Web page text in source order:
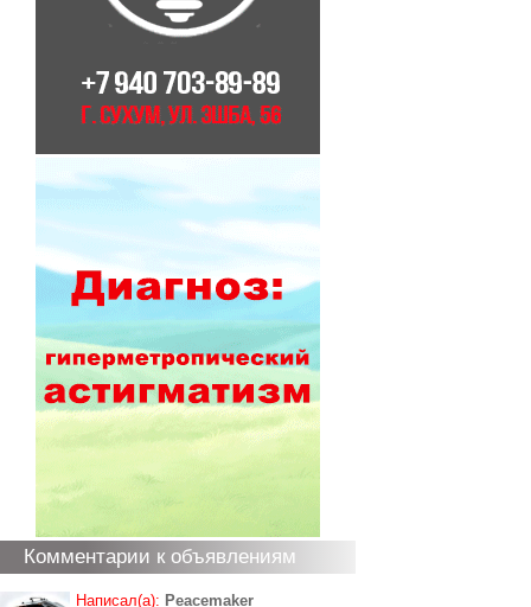
Комментарии к объявлениям
Написал(а): Peacemaker